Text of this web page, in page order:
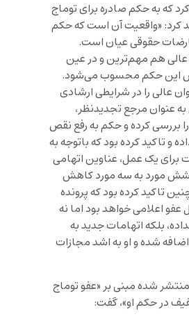
که به حکم صادره برای توماج
کرد: «واقعیت آن است که حکم
حقوقی عیان است.
هم مهم‌ترین و در عین
این حکم محسوب می‌شود.
عالی را در شرایطی ارشادی
عنوان مرجع تجدیدنظر،
بررسی کرده و حکم به رفع نقص
و تاکید کرده بود که باتوجه به
برای یک عمل، عناوین اتهامی
شش مورد به سه مورد کاهش
تاکید کرده بود که پرونده
اعلامی خواهد بود اما نه
بلکه اتهامات جدید به
شده و او به اشد مجازات
منتشر شده مبنی بر «عفو توماج
در حکم او»، گفت: